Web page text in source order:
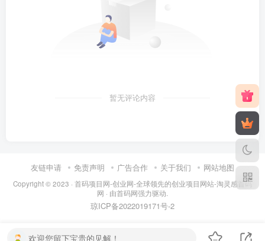
暂无评论内容
友链申请 免责声明 广告合作 关于我们 网站地图
Copyright © 2023 · 首码项目网-创业网-全球领先的创业项目网站-淘灵感首码
网 · 由首码网强力驱动.
琼ICP备2022019171号-2
欢迎您留下宝贵的见解！